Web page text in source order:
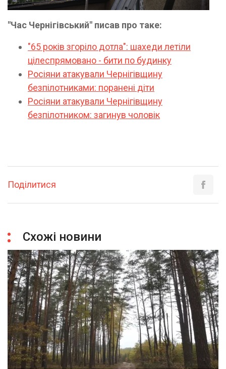
"Час Чернігівський" писав про таке:
"65 років згоріло дотла": шахеди летіли
цілеспрямовано - бити по будинку
Росіяни атакували Чернігівщину
безпілотниками: поранені діти
Росіяни атакували Чернігівщину
безпілотником: загинув чоловік
Поділитися
Схожі новини